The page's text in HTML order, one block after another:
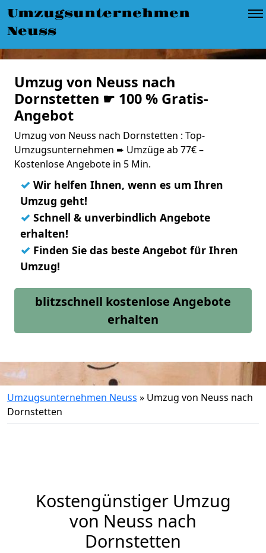
Umzugsunternehmen
Neuss
Umzug von Neuss nach
Dornstetten ☛ 100 % Gratis-
Angebot
Umzug von Neuss nach Dornstetten : Top-
Umzugsunternehmen ➨ Umzüge ab 77€ –
Kostenlose Angebote in 5 Min.
✓ Wir helfen Ihnen, wenn es um Ihren
Umzug geht!
✓ Schnell & unverbindlich Angebote
erhalten!
✓ Finden Sie das beste Angebot für Ihren
Umzug!
blitzschnell kostenlose Angebote
erhalten
Umzugsunternehmen Neuss » Umzug von Neuss nach
Dornstetten
Kostengünstiger Umzug
von Neuss nach
Dornstetten